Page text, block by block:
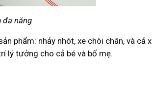
đa năng
phẩm: nhảy nhót, xe chòi chân, và cả
lý tưởng cho cả bé và bố mẹ.